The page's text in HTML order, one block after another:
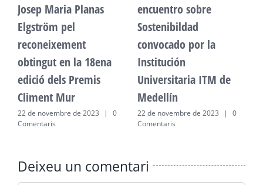
Josep Maria Planas
Elgström pel
reconeixement
obtingut en la 18ena
edició dels Premis
Climent Mur
22 de novembre de 2023 |
0
Comentaris
encuentro sobre
Sostenibildad
convocado por la
Institución
Universitaria ITM de
Medellín
22 de novembre de 2023 |
0
Comentaris
Deixeu un comentari